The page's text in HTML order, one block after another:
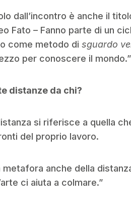
dall’incontro è anche il
Fato – Fanno parte di un
come metodo disguardo
per conoscere il mondo.”
distanze da chi?
si riferisce a quella
del proprio lavoro.
metafora anche della
ci aiuta a colmare.”